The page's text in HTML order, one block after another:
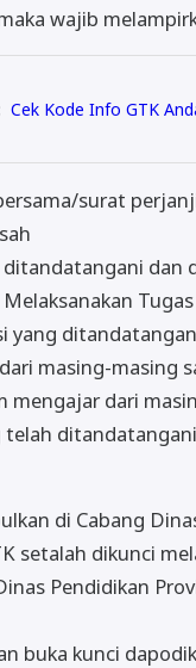
wajib
Cek Kode Info GTK
surat
ditandatangani dan
yang
masing-masing
mengajar dari
di Cabang
setalah dikunci
Pendidikan
buka kunci